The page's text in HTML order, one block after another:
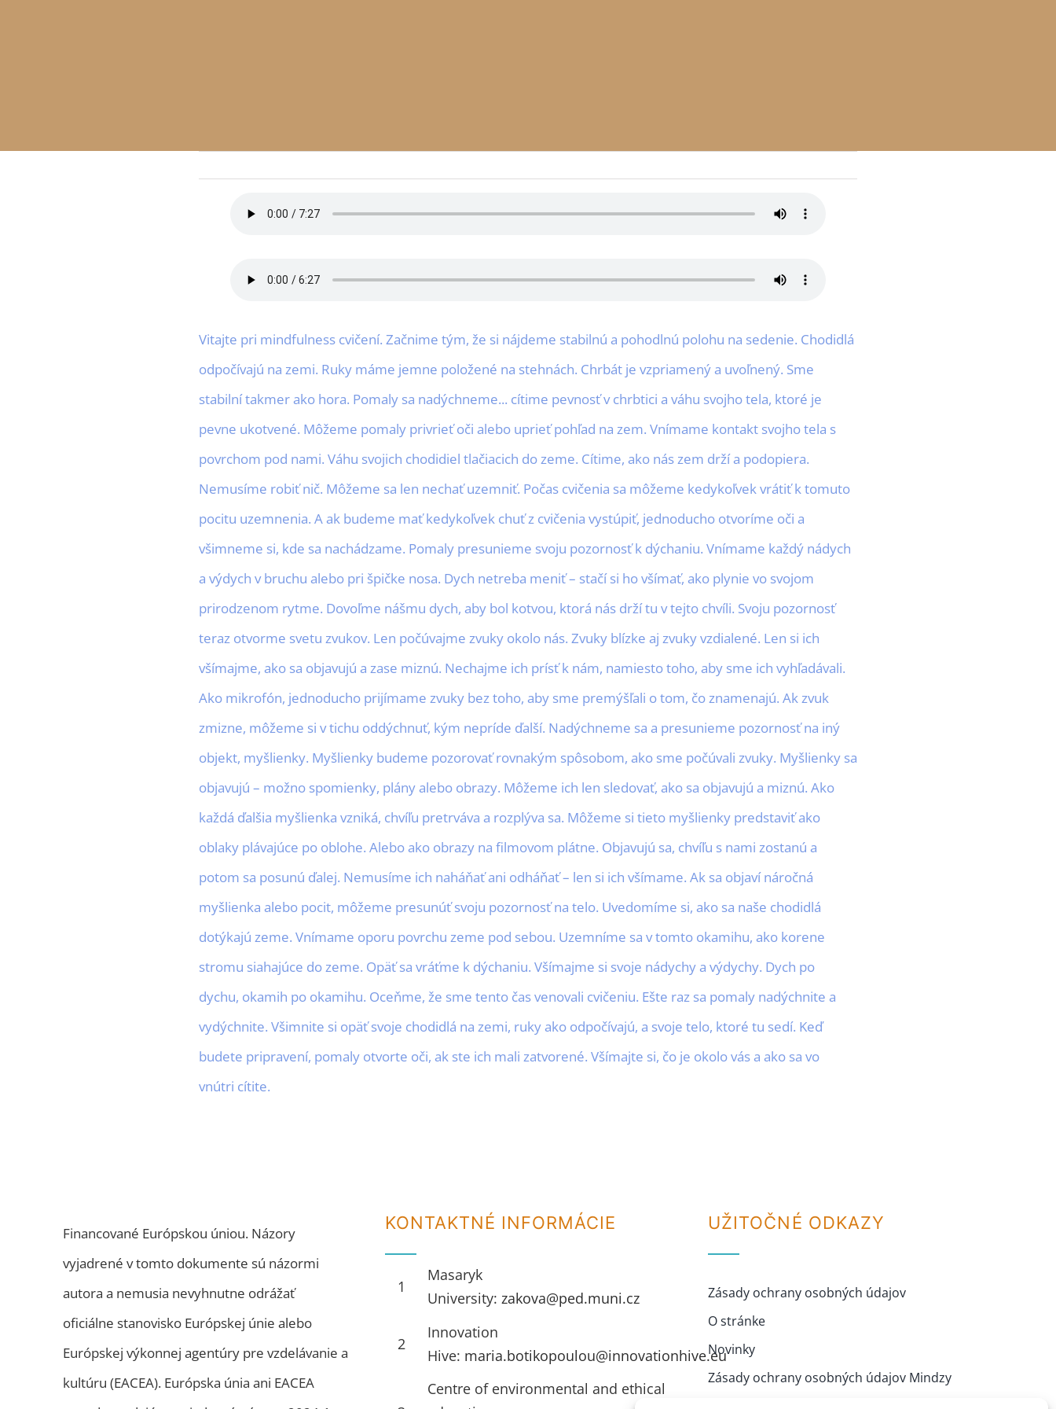
Vitajte pri mindfulness cvičení. Začnime tým, že si nájdeme stabilnú a pohodlnú polohu na sedenie. Chodidlá
odpočívajú na zemi. Ruky máme jemne položené na stehnách. Chrbát je vzpriamený a uvoľnený. Sme
stabilní takmer ako hora. Pomaly sa nadýchneme... cítime pevnosť v chrbtici a váhu svojho tela, ktoré je
pevne ukotvené. Môžeme pomaly privrieť oči alebo uprieť pohľad na zem. Vnímame kontakt svojho tela s
povrchom pod nami. Váhu svojich chodidiel tlačiacich do zeme. Cítime, ako nás zem drží a podopiera.
Nemusíme robiť nič. Môžeme sa len nechať uzemniť. Počas cvičenia sa môžeme kedykoľvek vrátiť k tomuto
pocitu uzemnenia. A ak budeme mať kedykoľvek chuť z cvičenia vystúpiť, jednoducho otvoríme oči a
všimneme si, kde sa nachádzame. Pomaly presunieme svoju pozornosť k dýchaniu. Vnímame každý nádych
a výdych v bruchu alebo pri špičke nosa. Dych netreba meniť – stačí si ho všímať, ako plynie vo svojom
prirodzenom rytme. Dovoľme nášmu dych, aby bol kotvou, ktorá nás drží tu v tejto chvíli. Svoju pozornosť
teraz otvorme svetu zvukov. Len počúvajme zvuky okolo nás. Zvuky blízke aj zvuky vzdialené. Len si ich
všímajme, ako sa objavujú a zase miznú. Nechajme ich prísť k nám, namiesto toho, aby sme ich vyhľadávali.
Ako mikrofón, jednoducho prijímame zvuky bez toho, aby sme premýšľali o tom, čo znamenajú. Ak zvuk
zmizne, môžeme si v tichu oddýchnuť, kým nepríde ďalší. Nadýchneme sa a presunieme pozornosť na iný
objekt, myšlienky. Myšlienky budeme pozorovať rovnakým spôsobom, ako sme počúvali zvuky. Myšlienky sa
objavujú – možno spomienky, plány alebo obrazy. Môžeme ich len sledovať, ako sa objavujú a miznú. Ako
každá ďalšia myšlienka vzniká, chvíľu pretrváva a rozplýva sa. Môžeme si tieto myšlienky predstaviť ako
oblaky plávajúce po oblohe. Alebo ako obrazy na filmovom plátne. Objavujú sa, chvíľu s nami zostanú a
potom sa posunú ďalej. Nemusíme ich naháňať ani odháňať – len si ich všímame. Ak sa objaví náročná
myšlienka alebo pocit, môžeme presunúť svoju pozornosť na telo. Uvedomíme si, ako sa naše chodidlá
dotýkajú zeme. Vnímame oporu povrchu zeme pod sebou. Uzemníme sa v tomto okamihu, ako korene
stromu siahajúce do zeme. Opäť sa vráťme k dýchaniu. Všímajme si svoje nádychy a výdychy. Dych po
dychu, okamih po okamihu. Oceňme, že sme tento čas venovali cvičeniu. Ešte raz sa pomaly nadýchnite a
vydýchnite. Všimnite si opäť svoje chodidlá na zemi, ruky ako odpočívajú, a svoje telo, ktoré tu sedí. Keď
budete pripravení, pomaly otvorte oči, ak ste ich mali zatvorené. Všímajte si, čo je okolo vás a ako sa vo
vnútri cítite.
Financované Európskou úniou. Názory
vyjadrené v tomto dokumente sú názormi
autora a nemusia nevyhnutne odrážať
oficiálne stanovisko Európskej únie alebo
Európskej výkonnej agentúry pre vzdelávanie a
kultúru (EACEA). Európska únia ani EACEA
KONTAKTNÉ INFORMÁCIE
1
Masaryk
University: zakova@ped.muni.cz
2
Innovation
Hive: maria.botikopoulou@innovationhive.eu
Centre of environmental and ethical
UŽITOČNÉ ODKAZY
Zásady ochrany osobných údajov
O stránke
Novinky
Zásady ochrany osobných údajov Mindzy